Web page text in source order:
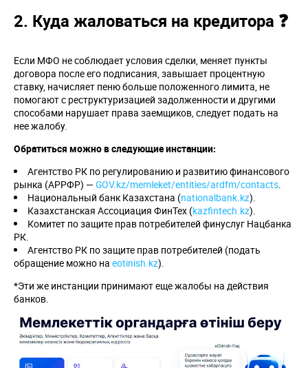
2. Куда жаловаться на кредитора ❓
Если МФО не соблюдает условия сделки, меняет пункты
договора после его подписания, завышает процентную
ставку, начисляет пеню больше положенного лимита, не
помогают с реструктуризацией задолженности и другими
способами нарушает права заемщиков, следует подать на
нее жалобу.
Обратиться можно в следующие инстанции:
Агентство РК по регулированию и развитию финансового
рынка (АРРФР) — GOV.kz/memleket/entities/ardfm/contacts.
Национальный банк Казахстана (nationalbank.kz).
Казахстанская Ассоциация ФинТех (kazfintech.kz).
Комитет по защите прав потребителей финуслуг Нацбанка
РК.
Агентство РК по защите прав потребителей (подать
обращение можно на eotinish.kz).
*Эти же инстанции принимают еще жалобы на действия
банков.